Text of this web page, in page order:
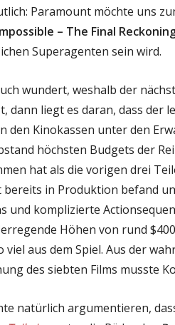
Paramount möchte uns
– The Final
Superagenten sein wird.
wundert, weshalb der
dann liegt es daran, dass der
den Kinokassen unter den
höchsten Budgets der
hat als die vorigen drei
in Produktion befand
und komplizierte
Höhen von rund
viel aus dem Spiel. Aus der
des siebten Films musste
natürlich argumentieren,